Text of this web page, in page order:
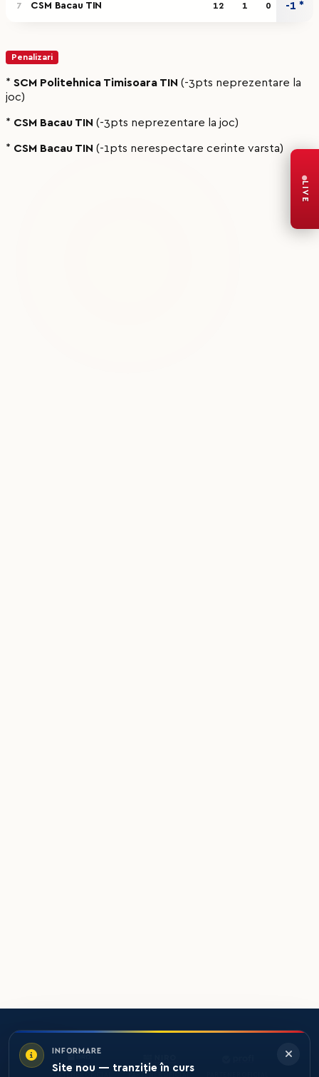
7 CSM Bacau TIN 12 1 0 -1 *
Penalizari
* SCM Politehnica Timisoara TIN (-3pts neprezentare la
joc)
* CSM Bacau TIN (-3pts neprezentare la joc)
* CSM Bacau TIN (-1pts nerespectare cerinte varsta)
PARTENER OFICIAL
INFORMARE
Site nou — tranziție în curs
LIVE